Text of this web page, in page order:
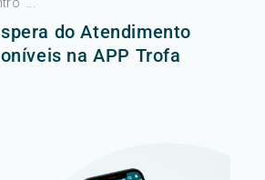
do Atendimento
na APP Trofa